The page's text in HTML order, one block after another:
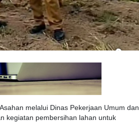
melalui Dinas Pekerjaan Umum dan
kegiatan pembersihan lahan untuk